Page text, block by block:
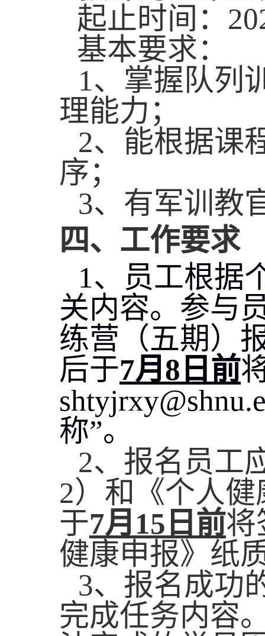
起止时间：
基本要求：
1、 掌握队列
理能力；
2、能根据课
序；
3、有军训教
四、 工作要求
1、员工根据
关内容。参与
练营（五期）
后于7月8 日前
称”。
2、报名员工
2）和《个人
于7月15 日前将
健康申报》纸
3、报名成功
完成任务内容